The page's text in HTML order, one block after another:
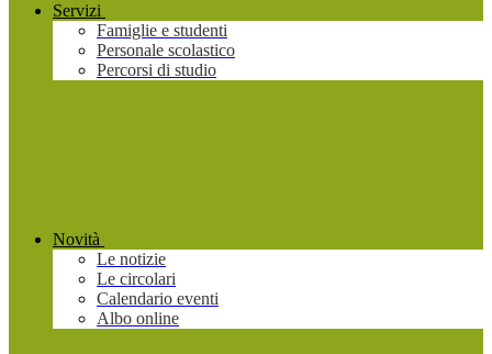
Servizi
Famiglie e studenti
Personale scolastico
Percorsi di studio
Novità
Le notizie
Le circolari
Calendario eventi
Albo online